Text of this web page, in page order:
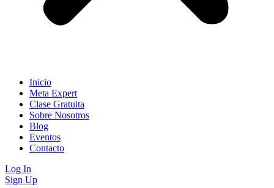
Inicio
Meta Expert
Clase Gratuita
Sobre Nosotros
Blog
Eventos
Contacto
Log In
Sign Up